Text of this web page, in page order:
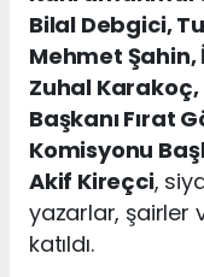
Bilal Debgici,
Mehmet
Zuhal
Başkanı Fırat
Komisyonu
Akif Kireçci,
yazarlar, şairler
katıldı.